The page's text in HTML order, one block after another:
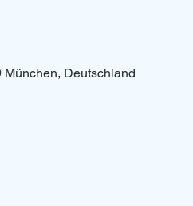
Deutschland